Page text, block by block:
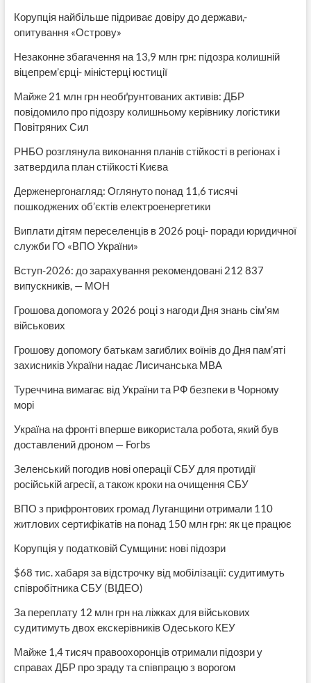
Корупція найбільше підриває довіру до держави,-
опитування «Острову»
Незаконне збагачення на 13,9 млн грн: підозра колишній
віцепрем’єрці- міністерці юстиції
Майже 21 млн грн необґрунтованих активів: ДБР
повідомило про підозру колишньому керівнику логістики
Повітряних Сил
РНБО розглянула виконання планів стійкості в регіонах і
затвердила план стійкості Києва
Держенергонагляд: Оглянуто понад 11,6 тисячі
пошкоджених об’єктів електроенергетики
Виплати дітям переселенців в 2026 році- поради юридичної
служби ГО «ВПО України»
Вступ-2026: до зарахування рекомендовані 212 837
випускників, — МОН
Грошова допомога у 2026 році з нагоди Дня знань сім’ям
військових
Грошову допомогу батькам загиблих воїнів до Дня пам’яті
захисників України надає Лисичанська МВА
Туреччина вимагає від України та РФ безпеки в Чорному
морі
Україна на фронті вперше використала робота, який був
доставлений дроном — Forbs
Зеленський погодив нові операції СБУ для протидії
російській агресії, а також кроки на очищення СБУ
ВПО з прифронтових громад Луганщини отримали 110
житлових сертифікатів на понад 150 млн грн: як це працює
Корупція у податковій Сумщини: нові підозри
$68 тис. хабаря за відстрочку від мобілізації: судитимуть
співробітника СБУ (ВІДЕО)
За переплату 12 млн грн на ліжках для військових
судитимуть двох екскерівників Одеського КЕУ
Майже 1,4 тисяч правоохоронців отримали підозри у
справах ДБР про зраду та співпрацю з ворогом